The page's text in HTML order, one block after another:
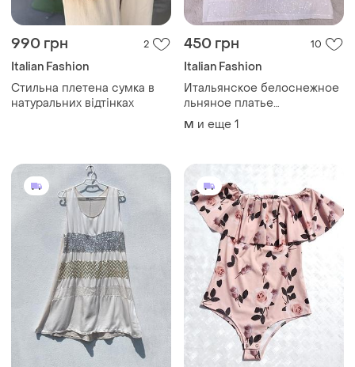
990 грн 2
Italian Fashion
Стильна плетена сумка в
натуральних відтінках
450 грн 10
Italian Fashion
Итальянское белоснежное
льняное платье
свободного кроя с
пайетками стан новой
M и еще 1